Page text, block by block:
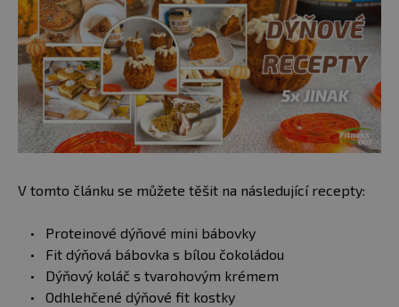
V tomto článku se můžete těšit na následující recepty:
Proteinové dýňové mini bábovky
Fit dýňová bábovka s bílou čokoládou
Dýňový koláč s tvarohovým krémem
Odhlehčené dýňové fit kostky